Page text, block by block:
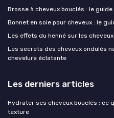
Brosse à cheveux bouclés : le
Bonnet en soie pour cheveux : le
Les effets du henné sur les
Les secrets des cheveux ondulés
chevelure éclatante
Les derniers articles
Hydrater ses cheveux bouclés : ce
texture